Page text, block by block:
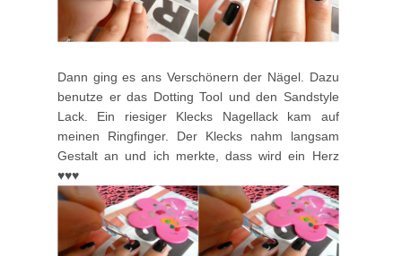
Dann ging es ans Verschönern der Nägel. Dazu
benutze er das Dotting Tool und den Sandstyle
Lack. Ein riesiger Klecks Nagellack kam auf
meinen Ringfinger. Der Klecks nahm langsam
Gestalt an und ich merkte, dass wird ein Herz
♥♥♥